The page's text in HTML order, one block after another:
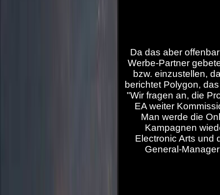
Da das aber
Werbe-Partner
bzw. einzustellen,
berichtet Polygon,
"Wir fragen an, die
EA weiter
Man werde die
Kampagnen
Electronic Arts und
General-